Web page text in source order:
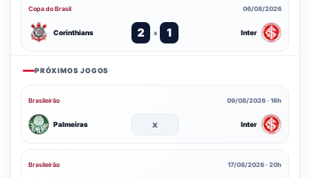
Copa do Brasil 06/08/2026
Corinthians 2 x 1 Inter
PRÓXIMOS JOGOS
Brasileirão 09/08/2026 · 16h
Palmeiras x Inter
Brasileirão 17/08/2026 · 20h